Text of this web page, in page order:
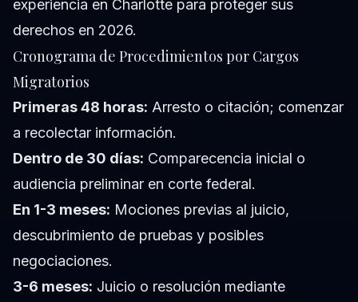
experiencia en Charlotte para proteger sus
derechos en 2026.
Cronograma de Procedimientos por Cargos
Migratorios
Primeras 48 horas: Arresto o citación; comenzar
a recolectar información.
Dentro de 30 días: Comparecencia inicial o
audiencia preliminar en corte federal.
En 1-3 meses: Mociones previas al juicio,
descubrimiento de pruebas y posibles
negociaciones.
3-6 meses: Juicio o resolución mediante